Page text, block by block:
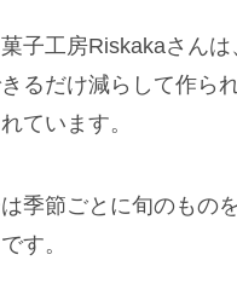
子工房Riskakaさん
るだけ減らして作ら
ています。
季節ごとに旬のもの
す。